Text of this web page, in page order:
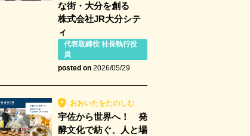
な街・大分を創る
株式会社JR大分シテ
ィ
代表取締役 社長執行役
員
posted on 2026/05/29
おおいたをたのしむ
宇佐から世界へ！ 発
酵文化で紡ぐ、人と場